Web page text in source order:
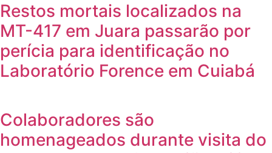
Restos mortais localizados na
MT-417 em Juara passarão por
perícia para identificação no
Laboratório Forence em Cuiabá
Colaboradores são
homenageados durante visita do